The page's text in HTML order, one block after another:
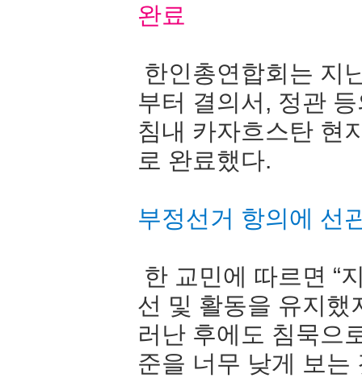
완료
한인총연합회는 지
부터 결의서, 정관
침내 카자흐스탄 현
로 완료했다.
부정선거 항의에 선
한 교민에 따르면 “
선 및 활동을 유지했
러난 후에도 침묵으
준을 너무 낮게 보는